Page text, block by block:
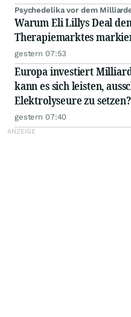
Psychedelika vor dem
Warum Eli Lillys Deal
Therapiemarktes
gestern 07:53
Europa investiert
kann es sich leisten,
Elektrolyseure zu setzen?
gestern 07:40